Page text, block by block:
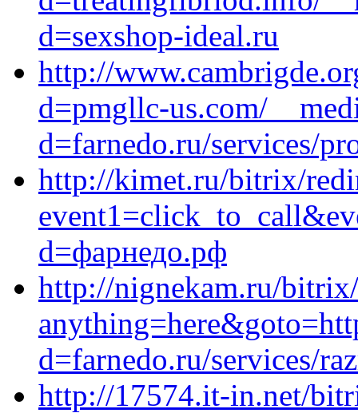
d=sexshop-ideal.ru
http://
d=pmgllc-us.com/
d=farnedo.ru/services/
http://kimet.ru/bitrix/
d=фарнедо.рф
http://nignekam.ru/
d=farnedo.ru/services/
http://17574.it-in.net/